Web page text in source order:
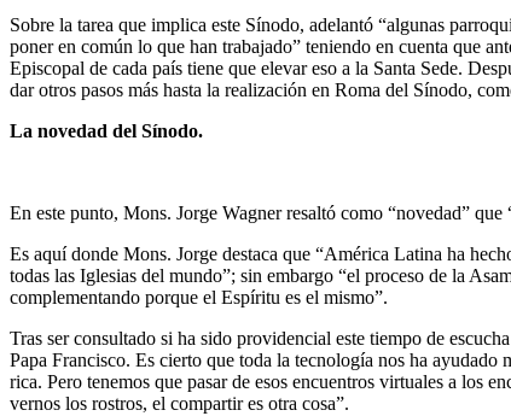
Sobre la tarea que implica este Sínodo, adelantó “algunas
poner en común lo que han trabajado” teniendo en cuenta que
Episcopal de cada país tiene que elevar eso a la Santa Sede.
dar otros pasos más hasta la realización en Roma del Sínodo,
La novedad del Sínodo.
En este punto, Mons. Jorge Wagner resaltó como “novedad”
Es aquí donde Mons. Jorge destaca que “América Latina ha
todas las Iglesias del mundo”; sin embargo “el proceso de la
complementando porque el Espíritu es el mismo”.
Tras ser consultado si ha sido providencial este tiempo de
Papa Francisco. Es cierto que toda la tecnología nos ha
rica. Pero tenemos que pasar de esos encuentros virtuales a los
vernos los rostros, el compartir es otra cosa”.